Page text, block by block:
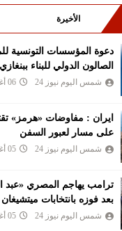
الأخيرة
دعوة المؤسسات التونسية
الصالون الدولي للبناء ببنغازي من
شمس اليوم نيوز 24 06 أغسطس 2026
ايران : مفاوضات «هرمز»
على مسار لعبور السفن
شمس اليوم نيوز 24 05 أغسطس 2026
ترامب يهاجم المصري «عبد
بعد فوزه بانتخابات ميتشيغان
شمس اليوم نيوز 24 05 أغسطس 2026